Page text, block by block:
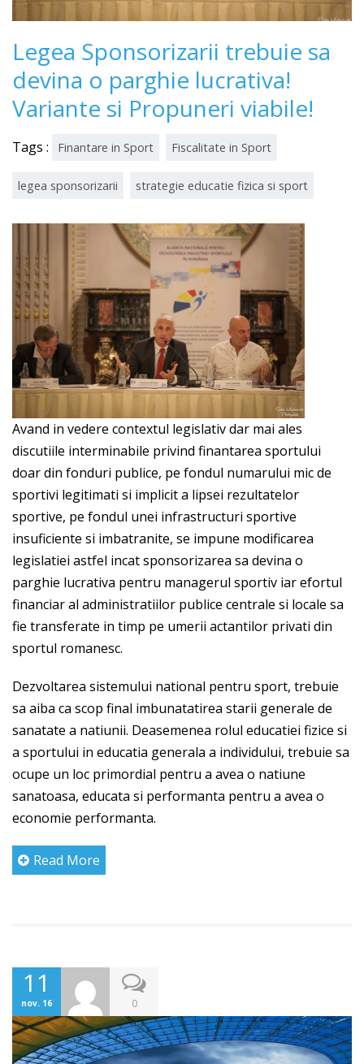
Legea Sponsorizarii trebuie sa
devina o parghie lucrativa!
Variante si Propuneri viabile!
Tags : Finantare in Sport Fiscalitate in Sport
legea sponsorizarii strategie educatie fizica si sport
Avand in vedere contextul legislativ dar mai ales
discutiile interminabile privind finantarea sportului
doar din fonduri publice, pe fondul numarului mic de
sportivi legitimati si implicit a lipsei rezultatelor
sportive, pe fondul unei infrastructuri sportive
insuficiente si imbatranite, se impune modificarea
legislatiei astfel incat sponsorizarea sa devina o
parghie lucrativa pentru managerul sportiv iar efortul
financiar al administratiilor publice centrale si locale sa
fie transferate in timp pe umerii actantilor privati din
sportul romanesc.
Dezvoltarea sistemului national pentru sport, trebuie
sa aiba ca scop final imbunatatirea starii generale de
sanatate a natiunii. Deasemenea rolul educatiei fizice si
a sportului in educatia generala a individului, trebuie sa
ocupe un loc primordial pentru a avea o natiune
sanatoasa, educata si performanta pentru a avea o
economie performanta.
Read More
11
nov. 16 0